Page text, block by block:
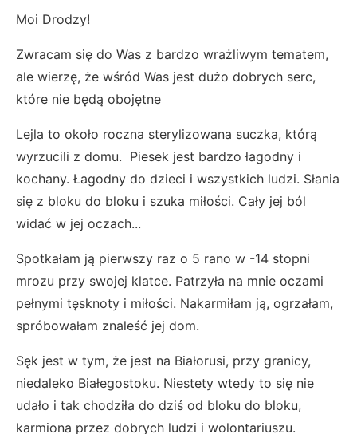
Moi Drodzy!
Zwracam się do Was z bardzo wrażliwym tematem,
ale wierzę, że wśród Was jest dużo dobrych serc,
które nie będą obojętne
Lejla to około roczna sterylizowana suczka, którą
wyrzucili z domu. Piesek jest bardzo łagodny i
kochany. Łagodny do dzieci i wszystkich ludzi. Słania
się z bloku do bloku i szuka miłości. Cały jej ból
widać w jej oczach...
Spotkałam ją pierwszy raz o 5 rano w -14 stopni
mrozu przy swojej klatce. Patrzyła na mnie oczami
pełnymi tęsknoty i miłości. Nakarmiłam ją, ogrzałam,
spróbowałam znaleść jej dom.
Sęk jest w tym, że jest na Białorusi, przy granicy,
niedaleko Białegostoku. Niestety wtedy to się nie
udało i tak chodziła do dziś od bloku do bloku,
karmiona przez dobrych ludzi i wolontariuszu.